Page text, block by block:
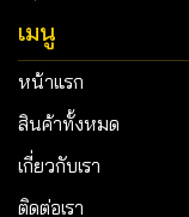
เมนู
หน้าแรก
สินค้าทั้งหมด
เกี่ยวกับเรา
ติดต่อเรา